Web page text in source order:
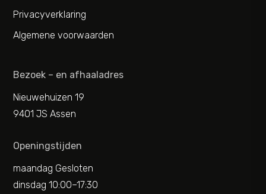
Privacyverklaring
Algemene voorwaarden
Bezoek – en afhaaladres
Nieuwehuizen 19
9401 JS Assen
Openingstijden
maandag Gesloten
dinsdag 10:00–17:30